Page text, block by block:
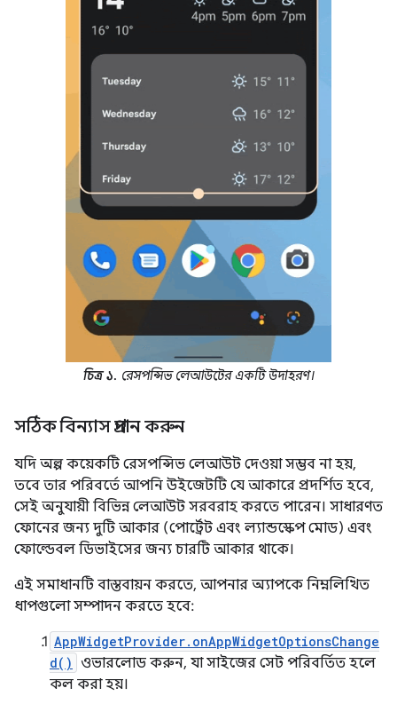
চিত্র ১. রেসপন্সিভ লেআউটের একটি উদাহরণ।
সঠিক বিন্যাস প্রদান করুন
যদি অল্প কয়েকটি রেসপন্সিভ লেআউট দেওয়া সম্ভব না হয়,
তবে তার পরিবর্তে আপনি উইজেটটি যে আকারে প্রদর্শিত হবে,
সেই অনুযায়ী বিভিন্ন লেআউট সরবরাহ করতে পারেন। সাধারণত
ফোনের জন্য দুটি আকার (পোর্ট্রেট এবং ল্যান্ডস্কেপ মোড) এবং
ফোল্ডেবল ডিভাইসের জন্য চারটি আকার থাকে।
এই সমাধানটি বাস্তবায়ন করতে, আপনার অ্যাপকে নিম্নলিখিত
ধাপগুলো সম্পাদন করতে হবে:
AppWidgetProvider.onAppWidgetOptionsChange
d()
ওভারলোড করুন, যা সাইজের সেট পরিবর্তিত হলে
কল করা হয়।